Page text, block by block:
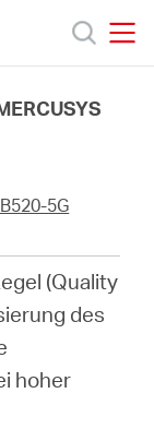
5G
(Quality
des
hoher